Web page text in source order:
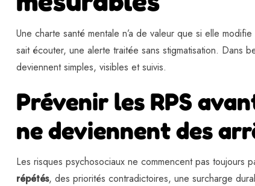
Une charte santé mentale n’a de valeur que si elle
sait écouter, une alerte traitée sans stigmatisation. Dans
deviennent simples, visibles et suivis.
Prévenir les RPS
ne deviennent des
Les risques psychosociaux ne commencent pas toujours
répétés, des priorités contradictoires, une surcharge